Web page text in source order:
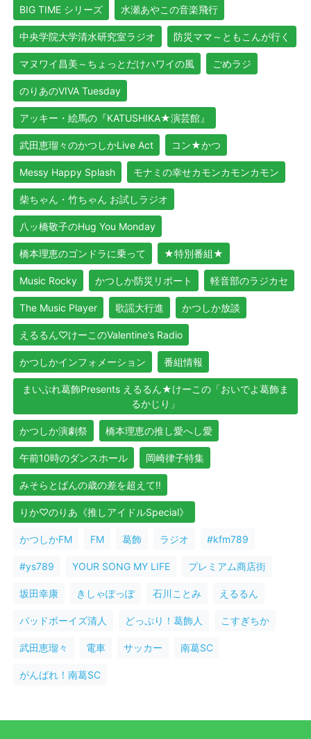
BIG TIME シリーズ 水瀬あやこの音楽飛行
中央学院大学清水研究室ラジオ 防災ママ～ともこんが行く
マヌワイ昌美～ちょっとだけハワイの風 ごめラジ
のりあのVIVA Tuesday
アッキー・絵馬の『KATUSHIKA★演芸館』
武田恵瑠々のかつしかLive Act コン★かつ
Messy Happy Splash モナミの幸せカモンカモンカモン
柴ちゃん・竹ちゃん お試しラジオ
八ッ橋敬子のHug You Monday
橋本理恵のゴンドラに乗って ★特別番組★
Music Rocky かつしか防災リポート 軽音部のラジカセ
The Music Player 歌謡大行進 かつしか放談
えるるん♡けーこのValentine’s Radio
かつしかインフォメーション 番組情報
まいぷれ葛飾Presents えるるん★けーこの「おいでよ葛飾ま
るかじり」
かつしか演劇祭 橋本理恵の推し愛へし愛
午前10時のダンスホール 岡崎律子特集
みそらとばんの歳の差を超えて!!
りか♡のりあ《推しアイドルSpecial》
かつしかFM FM 葛飾 ラジオ #kfm789
#ys789 YOUR SONG MY LIFE プレミアム商店街
坂田幸康 きしゃぽっぽ 石川ことみ えるるん
バッドボーイズ清人 どっぷり！葛飾人 こすぎちか
武田恵瑠々 電車 サッカー 南葛SC
がんばれ！南葛SC